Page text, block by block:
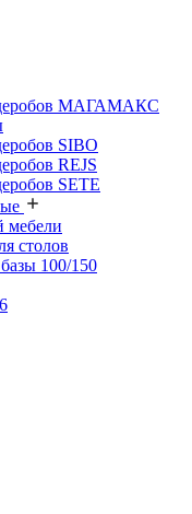
МАГАМАКС
SIBO
REJS
SETE
мебели
столов
100/150